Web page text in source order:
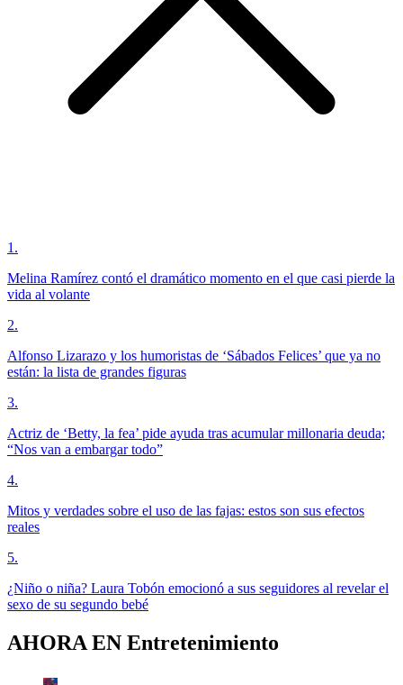
1.
Melina Ramírez contó el dramático momento en el que casi pierde la
vida al volante
2.
Alfonso Lizarazo y los humoristas de ‘Sábados Felices’ que ya no
están: la lista de grandes figuras
3.
Actriz de ‘Betty, la fea’ pide ayuda tras acumular millonaria deuda;
“Nos van a embargar todo”
4.
Mitos y verdades sobre el uso de las fajas: estos son sus efectos
reales
5.
¿Niño o niña? Laura Tobón emocionó a sus seguidores al revelar el
sexo de su segundo bebé
AHORA EN Entretenimiento